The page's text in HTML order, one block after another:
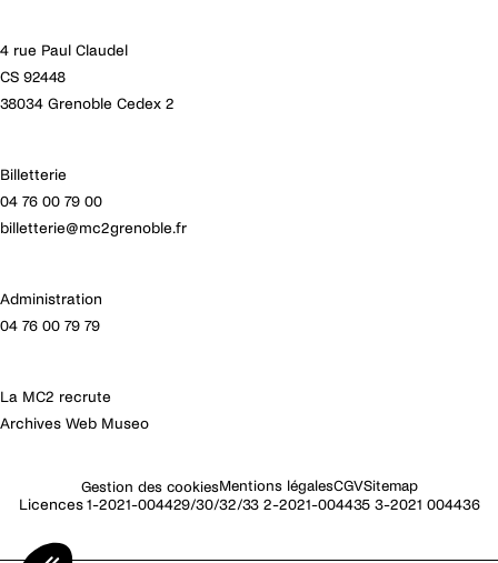
4 rue Paul Claudel
CS 92448
38034 Grenoble Cedex 2
Billetterie
04 76 00 79 00
billetterie@mc2grenoble.fr
Administration
04 76 00 79 79
La MC2 recrute
Archives Web Museo
Gestion des cookiesMentions légalesCGVSitemap
Licences 1-2021-004429/30/32/33 2-2021-004435 3-2021 004436